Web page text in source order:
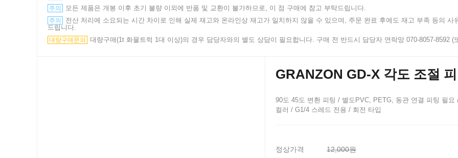
주의 모든 제품은 개봉 이후 초기 불량 이외에 반품 및 교환이 불가하므로, 이 점 구매에 참고 부탁드립니다.
주의
전산 처리에 소요되는 시간 차이로 인해 실제 재고와 온라인상 재고가 일치하지 않을 수 있으며, 주문 완료 후에도 재고 부족 등의
드립니다.
대량구매문의 대량구매(1t 화물트럭 1대 이상)의 경우 담당자와의 별도 상담이 필요합니다. 구매 전 반드시 담당자 연락망 070-8057-8592
GRANZON GD-X 각도 조절
90도 45도 변환 피팅 / 별도PVC, PETG, 동관 연결 피팅 필요
컬러 / G1/4 스레드 전용 / 회전 타입
정상가격 12,000원